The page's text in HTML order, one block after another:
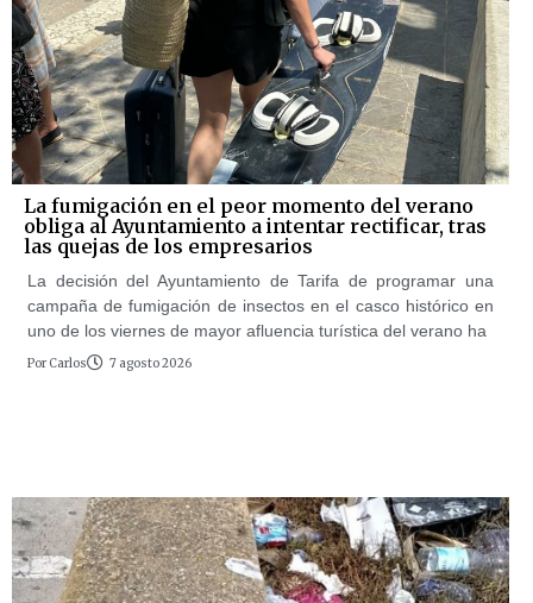
La fumigación en el peor momento del verano
obliga al Ayuntamiento a intentar rectificar, tras
las quejas de los empresarios
La decisión del Ayuntamiento de Tarifa de programar una
campaña de fumigación de insectos en el casco histórico en
uno de los viernes de mayor afluencia turística del verano ha
Por Carlos 7 agosto 2026